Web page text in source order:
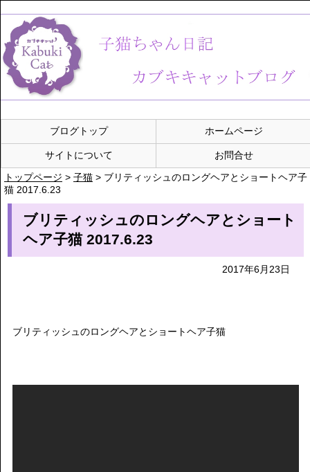
ブログトップ ホームページ
サイトについて
お問合せ
トップページ > 子猫 > ブリティッシュのロングヘアとショートヘア子
猫 2017.6.23
ブリティッシュのロングヘアとショート
ヘア子猫 2017.6.23
2017年6月23日
ブリティッシュのロングヘアとショートヘア子猫